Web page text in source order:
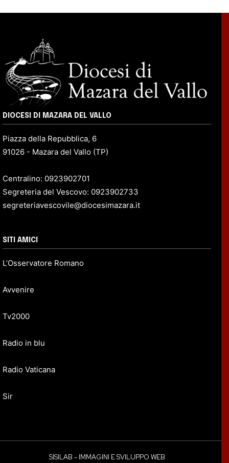
DIOCESI DI MAZARA DEL VALLO
Piazza della Repubblica, 6
91026 - Mazara del Vallo (TP)
Centralino: 0923902701
Segreteria del Vescovo: 0923902733
segreteriavescovile@diocesimazara.it
SITI AMICI
L’Osservatore Romano
Avvenire
Tv2000
Radio in blu
Radio Vaticana
Sir
SISILAB - IMMAGINI E SVILUPPO WEB